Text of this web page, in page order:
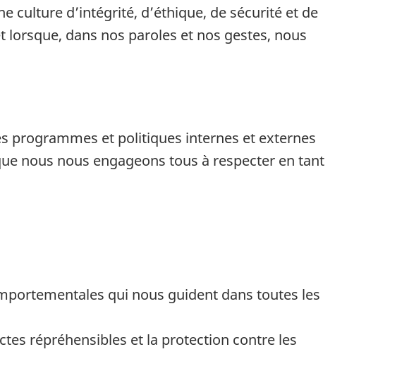
culture d’intégrité, d’éthique, de sécurité et de
dans nos paroles et nos gestes, nous
programmes et politiques internes et externes
nous nous engageons tous à respecter en tant
qui nous guident dans toutes les
répréhensibles et la protection contre les